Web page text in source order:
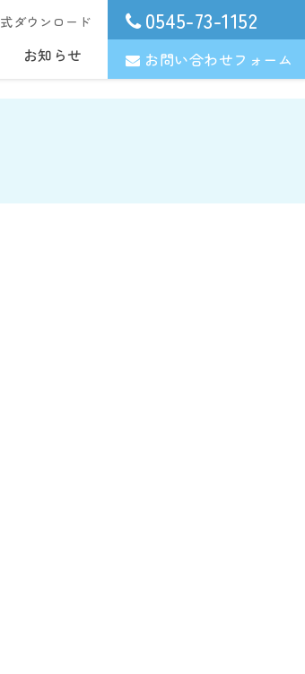
ダウンロード
お知らせ
0545-73-1152
お問い合わせフォーム